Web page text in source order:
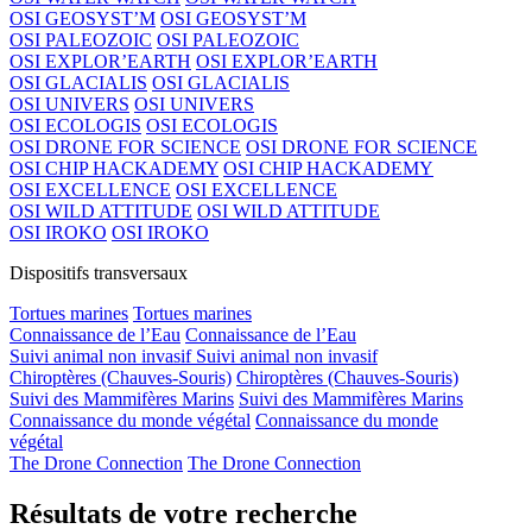
OSI GEOSYST’M OSI GEOSYST’M
OSI PALEOZOIC OSI PALEOZOIC
OSI EXPLOR’EARTH OSI EXPLOR’EARTH
OSI GLACIALIS OSI GLACIALIS
OSI UNIVERS OSI UNIVERS
OSI ECOLOGIS OSI ECOLOGIS
OSI DRONE FOR SCIENCE OSI DRONE FOR SCIENCE
OSI CHIP HACKADEMY OSI CHIP HACKADEMY
OSI EXCELLENCE OSI EXCELLENCE
OSI WILD ATTITUDE OSI WILD ATTITUDE
OSI IROKO OSI IROKO
Dispositifs transversaux
Tortues marines Tortues marines
Connaissance de l’Eau Connaissance de l’Eau
Suivi animal non invasif Suivi animal non invasif
Chiroptères (Chauves-Souris) Chiroptères (Chauves-Souris)
Suivi des Mammifères Marins Suivi des Mammifères Marins
Connaissance du monde végétal Connaissance du monde
végétal
The Drone Connection The Drone Connection
Résultats de votre recherche